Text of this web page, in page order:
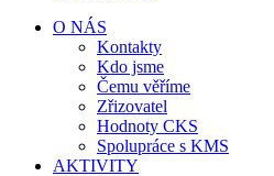
O NÁS
Kontakty
Kdo jsme
Čemu věříme
Zřizovatel
Hodnoty CKS
Spolupráce s KMS
AKTIVITY